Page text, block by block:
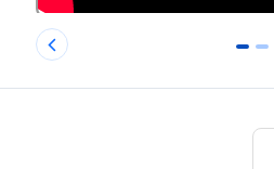
0 1